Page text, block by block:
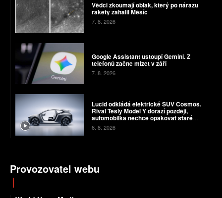
Vědci zkoumají oblak, který po nárazu
rakety zahalil Měsíc
7. 8. 2026
Google Assistant ustoupí Gemini. Z
telefonů začne mizet v září
7. 8. 2026
Lucid odkládá elektrické SUV Cosmos.
Rival Tesly Model Y dorazí později,
automobilka nechce opakovat staré
chyby
6. 8. 2026
Provozovatel webu